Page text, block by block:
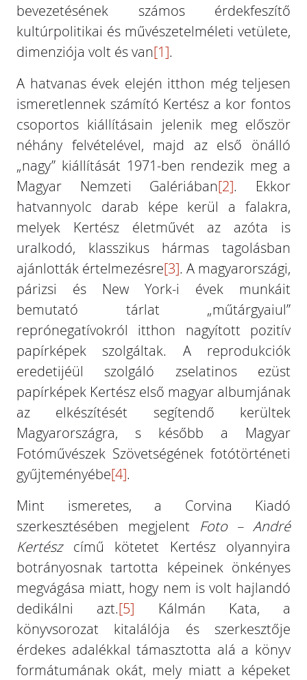
bevezetésének számos érdekfeszítő
kultúrpolitikai és művészetelméleti vetülete,
dimenziója volt és van[1].
A hatvanas évek elején itthon még teljesen
ismeretlennek számító Kertész a kor fontos
csoportos kiállításain jelenik meg először
néhány felvételével, majd az első önálló
„nagy” kiállítását 1971-ben rendezik meg a
Magyar Nemzeti Galériában[2]. Ekkor
hatvannyolc darab képe kerül a falakra,
melyek Kertész életművét az azóta is
uralkodó, klasszikus hármas tagolásban
ajánlották értelmezésre[3]. A magyarországi,
párizsi és New York-i évek munkáit
bemutató tárlat „műtárgyaiul”
reprónegatívokról itthon nagyított pozitív
papírképek szolgáltak. A reprodukciók
eredetijéül szolgáló zselatinos ezüst
papírképek Kertész első magyar albumjának
az elkészítését segítendő kerültek
Magyarországra, s később a Magyar
Fotóművészek Szövetségének fotótörténeti
gyűjteményébe[4].
Mint ismeretes, a Corvina Kiadó
szerkesztésében megjelent Foto – André
Kertészcímű kötetet Kertész olyannyira
botrányosnak tartotta képeinek önkényes
megvágása miatt, hogy nem is volt hajlandó
dedikálni azt.[5] Kálmán Kata, a
könyvsorozat kitalálója és szerkesztője
érdekes adalékkal támasztotta alá a könyv
formátumának okát, mely miatt a képeket